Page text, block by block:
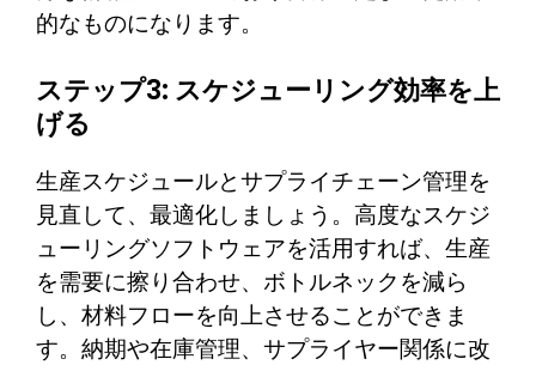
的なものになります。
ステップ3: スケジューリング効率を上
げる
生産スケジュールとサプライチェーン管理を
見直して、最適化しましょう。高度なスケジ
ューリングソフトウェアを活用すれば、生産
を需要に擦り合わせ、ボトルネックを減ら
し、材料フローを向上させることができま
す。納期や在庫管理、サプライヤー関係に改